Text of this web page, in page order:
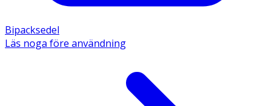
Bipacksedel
Läs noga före användning